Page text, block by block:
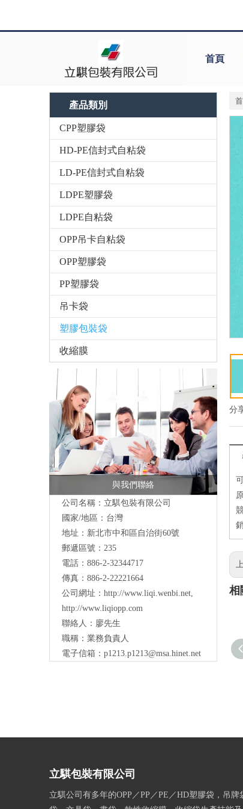
首頁
產品類別
CPP塑膠袋
HD-PE信封式自粘袋
LD-PE信封式自粘袋
LDPE塑膠袋
LDPE自粘袋
OPP吊卡自粘袋
OPP塑膠袋
PP塑膠袋
吊卡袋
塑膠包裝袋
收縮膜
與我們聯絡
公司名稱：立騏包裝有限公司
國家/地區：台灣
地址： 新北市中和區自治街60號
郵遞區號：235
電話：886-2-32344717
傳真：886-2-22221664
公司網址： http://www.liqi.wenbi.net,
http://www.liqiopp.com
聯絡人：廖先生
職稱：業務負責人
電子信箱： p1213.p1213@msa.hinet.net
分
相
立騏包裝有限公司
立騏公司有多年的OPP／PP／PE／HD塑膠袋，吊